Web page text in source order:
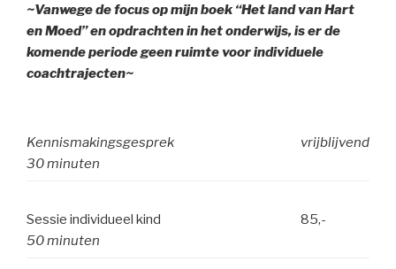
~Vanwege de focus op mijn boek “Het land van Hart
en Moed” en opdrachten in het onderwijs, is er de
komende periode geen ruimte voor individuele
coachtrajecten~
Kennismakingsgesprek
30 minuten
vrijblijvend
Sessie individueel kind
50 minuten
85,-